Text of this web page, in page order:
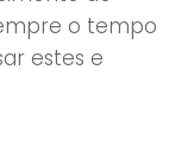
o tempo
estes e